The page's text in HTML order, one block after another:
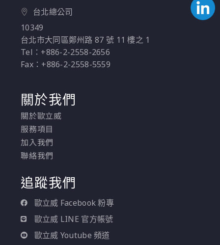
台北總公司
10349
台北市大同區鄭州路 87 號 11 樓之 1
Tel：+886-2-2558-2656
Fax：+886-2-2558-5559
關於我們
關於歐立威
服務項目
加入我們
聯絡我們
追蹤我們
歐立威 Facebook 粉專
歐立威 LINE 官方帳號
歐立威 Youtube 頻道